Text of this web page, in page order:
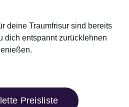
deine Traumfrisur sind bereits
dich entspannt zurücklehnen
Preisliste